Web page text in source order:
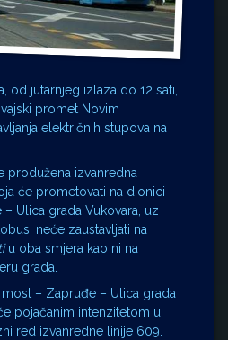
od jutarnjeg izlaza do 12 sati,
promet Novim
električnih stupova na
produžena izvanredna
će prometovati na dionici
Ulica grada Vukovara, uz
neće zaustavljati na
u oba smjera kao ni na
grada.
– Zapruđe – Ulica grada
pojačanim intenzitetom u
red izvanredne linije 609.